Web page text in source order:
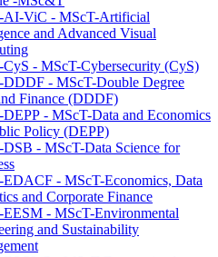
AI-ViC - MScT-Artificial
and Advanced Visual
- MScT-Cybersecurity (CyS)
DDDF - MScT-Double Degree
Finance (DDDF)
- MScT-Data and Economics
Policy (DEPP)
- MScT-Data Science for
EDACF - MScT-Economics, Data
and Corporate Finance
- MScT-Environmental
and Sustainability